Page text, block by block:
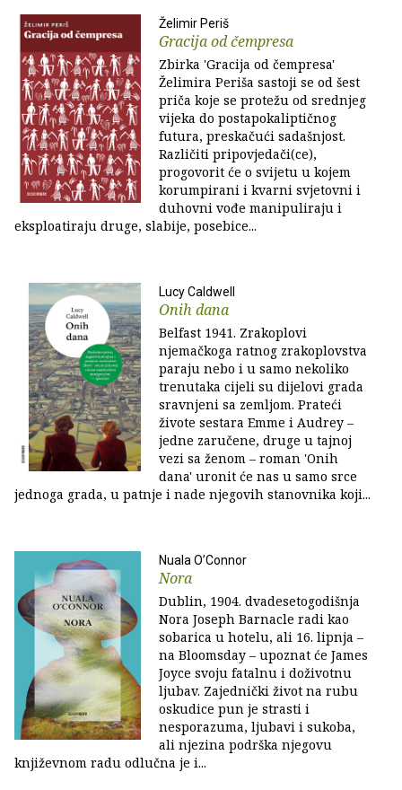
Želimir Periš
Gracija od čempresa
Zbirka 'Gracija od čempresa'
Želimira Periša sastoji se od šest
priča koje se protežu od srednjeg
vijeka do postapokaliptičnog
futura, preskačući sadašnjost.
Različiti pripovjedači(ce),
progovorit će o svijetu u kojem
korumpirani i kvarni svjetovni i
duhovni vođe manipuliraju i
eksploatiraju druge, slabije, posebice...
Lucy Caldwell
Onih dana
Belfast 1941. Zrakoplovi
njemačkoga ratnog zrakoplovstva
paraju nebo i u samo nekoliko
trenutaka cijeli su dijelovi grada
sravnjeni sa zemljom. Prateći
živote sestara Emme i Audrey –
jedne zaručene, druge u tajnoj
vezi sa ženom – roman 'Onih
dana' uronit će nas u samo srce
jednoga grada, u patnje i nade njegovih stanovnika koji...
Nuala O’Connor
Nora
Dublin, 1904. dvadesetogodišnja
Nora Joseph Barnacle radi kao
sobarica u hotelu, ali 16. lipnja –
na Bloomsday – upoznat će James
Joyce svoju fatalnu i doživotnu
ljubav. Zajednički život na rubu
oskudice pun je strasti i
nesporazuma, ljubavi i sukoba,
ali njezina podrška njegovu
književnom radu odlučna je i...